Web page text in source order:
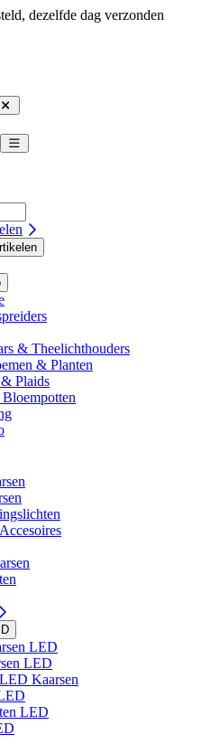
dezelfde dag verzonden
& Theelichthouders
& Planten
Plaids
LED
LED
Kaarsen
LED